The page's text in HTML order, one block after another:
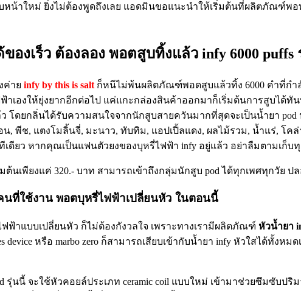
น้าใหม่ ยิ่งไม่ต้องพูดถึงเลย แอดมินขอแนะนำให้เริ่มต้นที่ผลิตภัณฑ์พอ
องเร็ว ต้องลอง พอตสูบทิ้งแล้ว infy 6000 puffs
ค่ายinfy by this is salt ก็หนีไม่พ้นผลิตภัณฑ์พอดสูบแล้วทิ้ง 6000 คำที่กำ
าเองให้ยุ่งยากอีกต่อไป แค่แกะกล่องสินค้าออกมาก็เริ่มต้นการสูบได้ทั
โดยกลิ่นได้รับความสนใจจากนักสูบสายควันมากที่สุดจะเป็นน้ำยา pod
อน, พีช, แตงโมลิ้นจี่, มะนาว, ทับทิม, แอปเปิ้ลแดง, ผลไม้รวม, น้ำแร่, โ
ดียว หากคุณเป็นแฟนตัวยงของบุหรี่ไฟฟ้า infy อยู่แล้ว อย่าลืมตามเก็บ
นเพียงแค่ 320.- บาท สามารถเข้าถึงกลุ่มนักสูบ pod ได้ทุกเพศทุกวัย
นที่ใช้งาน พอตบุหรี่ไฟฟ้าเปลี่ยนหัว ในตอนนี้
ฟ้าแบบเปลี่ยนหัว ก็ไม่ต้องกังวลใจ เพราะทางเรามีผลิตภัณฑ์ หัวน้ำยา
jues device หรือ marbo zero ก็สามารถเสียบเข้ากับน้ำยา infy หัวใสได้
นนี้ จะใช้หัวคอยล์ประเภท ceramic coil แบบใหม่ เข้ามาช่วยซึมซับป